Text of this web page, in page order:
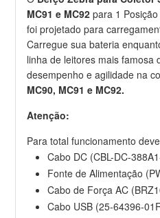
MC91 e MC92 para 1
foi projetado para
Carregue sua bateria
linha de leitores mais famosa
desempenho e agilidade na
MC90, MC91 e MC92.
Atenção:
Para total funcionamento
Cabo DC (CBL-DC-
Fonte de Alimentação
Cabo de Força AC
Cabo USB (25-64396-